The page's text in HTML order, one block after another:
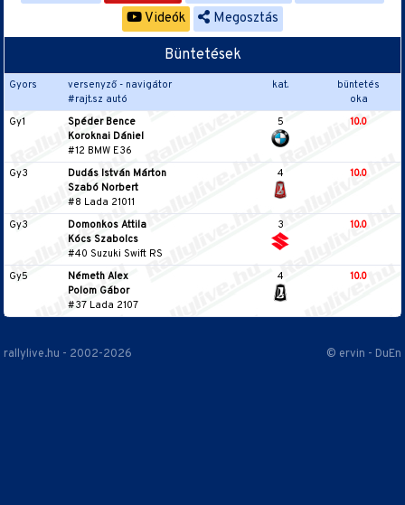
Videók
Megosztás
Büntetések
Gyors
versenyző - navigátor
#rajt.sz autó
kat.
büntetés
oka
Gy1
Spéder Bence
Koroknai Dániel
#12 BMW E36
5 10.0
Gy3
Dudás István Márton
Szabó Norbert
#8 Lada 21011
4 10.0
Gy3
Domonkos Attila
Kócs Szabolcs
#40 Suzuki Swift RS
3 10.0
Gy5
Németh Alex
Polom Gábor
#37 Lada 2107
4 10.0
rallylive.hu - 2002-2026 © ervin - DuEn